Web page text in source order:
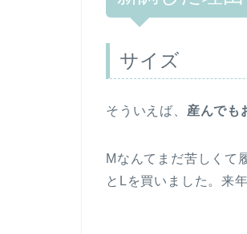
サイズ
そういえば、 産んでも
Mなんてまだ苦しくて
とLを買いました。来